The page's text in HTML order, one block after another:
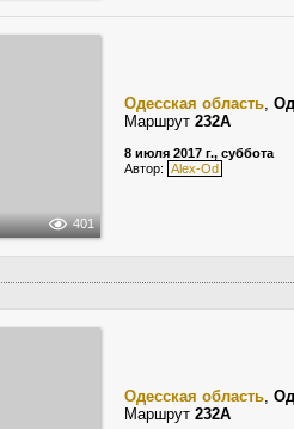
401
Одесская область,
Маршрут 232А
8 июля 2017 г., суббота
Автор: Alex-Od
Одесская область,
Маршрут 232А